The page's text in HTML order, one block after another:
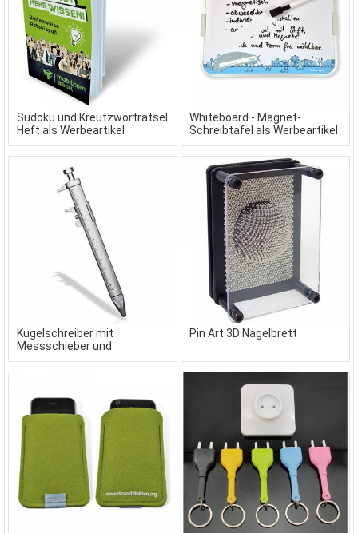
Sudoku und Kreutzworträtsel
Heft als Werbeartikel
Whiteboard - Magnet-
Schreibtafel als Werbeartikel
Kugelschreiber mit
Messschieber und
Schieblehre
Pin Art 3D Nagelbrett